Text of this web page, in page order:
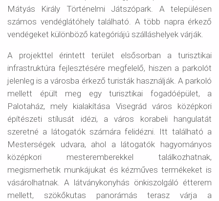
Mátyás Király Történelmi Játszópark. A településen
számos vendéglátóhely található. A több napra érkező
vendégeket különböző kategóriájú szálláshelyek várják.
A projekttel érintett terület elsősorban a turisztikai
infrastruktúra fejlesztésére megfelelő, hiszen a parkolót
jelenleg is a városba érkező turisták használják. A parkoló
mellett épült meg egy turisztikai fogadóépület, a
Palotaház, mely kialakítása Visegrád város középkori
építészeti stílusát idézi, a város korabeli hangulatát
szeretné a látogatók számára felidézni. Itt található a
Mesterségek udvara, ahol a látogatók hagyományos
középkori mesteremberekkel találkozhatnak,
megismerhetik munkájukat és kézműves termékeket is
vásárolhatnak. A látványkonyhás önkiszolgáló étterem
mellett, szökőkutas panorámás terasz várja a